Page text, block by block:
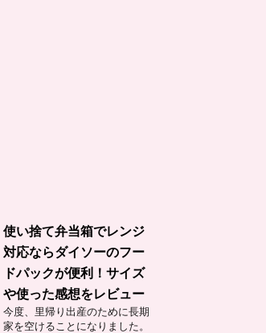
使い捨て弁当箱でレンジ
対応ならダイソーのフー
ドパックが便利！サイズ
や使った感想をレビュー
今度、里帰り出産のために長期
家を空けることになりました。